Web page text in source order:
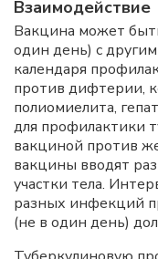
Взаимодействие
Вакцина может
один день) с
календаря
против дифтерии,
полиомиелита,
для профилактики
вакциной против
вакцины вводят
участки тела.
разных инфекций
(не в один день)